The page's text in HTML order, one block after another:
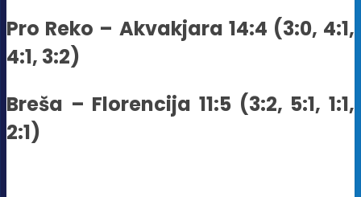
Pro Reko – Akvakjara 14:4 (3:0, 4:1,
4:1, 3:2)
Breša – Florencija 11:5 (3:2, 5:1, 1:1,
2:1)